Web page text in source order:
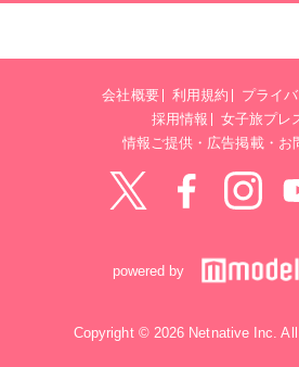
会社概要 利用規約
プライ
採用情報
女子旅プレ
情報ご提供・広告掲載・お
powered by
Copyright © 2026 Netnative Inc.